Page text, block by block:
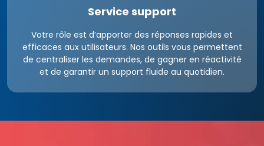
Service support
Votre rôle est d’apporter des réponses rapides et
efficaces aux utilisateurs. Nos outils vous permettent
de centraliser les demandes, de gagner en réactivité
et de garantir un support fluide au quotidien.